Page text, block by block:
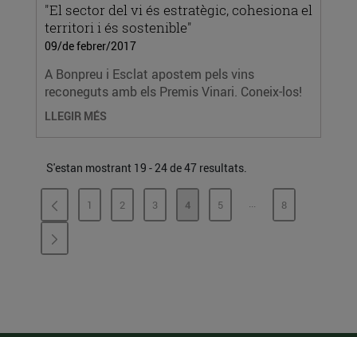
"El sector del vi és estratègic, cohesiona el
territori i és sostenible"
09/de febrer/2017
A Bonpreu i Esclat apostem pels vins
reconeguts amb els Premis Vinari. Coneix-los!
LLEGIR MÉS
S'estan mostrant 19 - 24 de 47 resultats.
PÀGINA
1 PÀGINA
2 PÀGINA
3 PÀGINA
4 PÀGINA
5 ...PÀGINESPÀGINA
8